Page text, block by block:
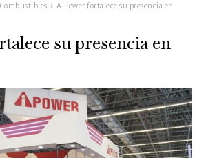
Combustibles
AiPower fortalece su presencia en
su presencia en